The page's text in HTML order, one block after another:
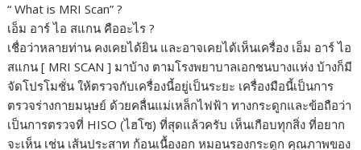
“ What is MRI Scan” ?
เอ็ม อาร์ ไอ สแกน คืออะไร ?
เชื่อว่าหลายท่าน คงเคยได้ยิน และอาจเคยได้เห็นเครื่อง เอ็ม อาร์ ไอ
สแกน [ MRI SCAN ] มาบ้าง ตามโรงพยาบาลเอกชนบางแห่ง บ้างก็มี
จัดโปรโมชั่น ให้ตรวจกับเครื่องนี้อยู่เป็นระยะ เครื่องมือนี้เป็นการ
ตรวจร่างกายมนุษย์ ด้วยคลื่นแม่เหล็กไฟฟ้า ทางกระดูกและข้อถือว่า
เป็นการตรวจที่ HISO (ไฮโซ) ที่สุดแล้วครับ เห็นเกือบทุกสิ่ง ที่อยาก
จะเห็น เช่น เส้นประสาท ก้อนเนื้องอก หมอนรองกระดูก คุณภาพของ